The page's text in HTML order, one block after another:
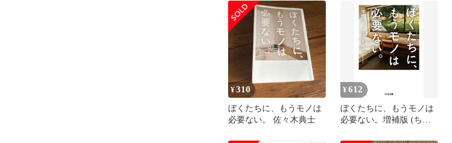
¥310
ぼくたちに、もうモノは
必要ない。 佐々木典士
¥612
ぼくたちに、もうモノは
必要ない。増補版 (ちく